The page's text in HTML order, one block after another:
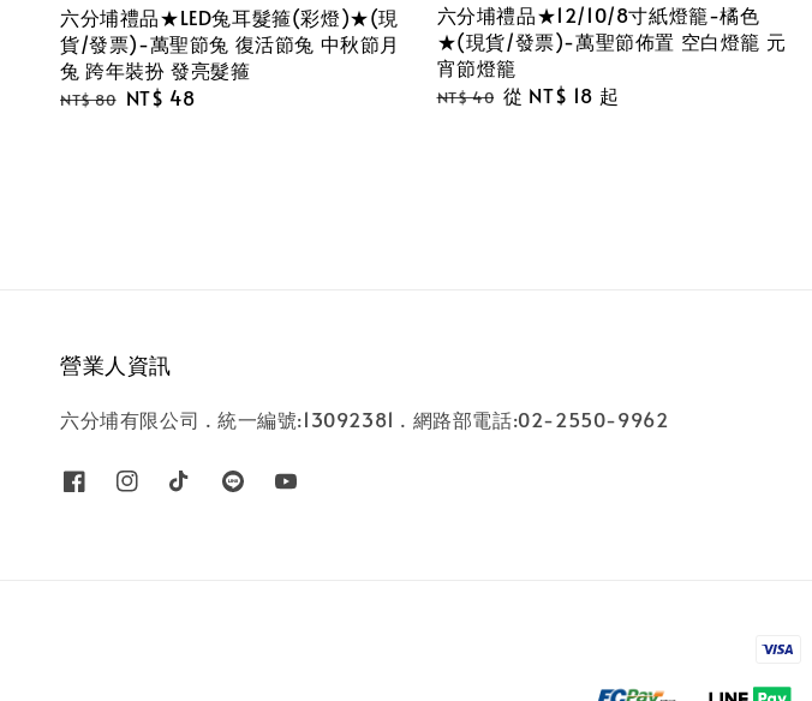
六分埔禮品★LED兔耳髮箍(彩燈)★(現
貨/發票)-萬聖節兔 復活節兔 中秋節月
兔 跨年裝扮 發亮髮箍
Regular
NT$ 80 Sale
NT$ 48
六分埔禮品★12/10/8寸紙燈籠-橘色
★(現貨/發票)-萬聖節佈置 空白燈籠 元
宵節燈籠
Regular
NT$ 40 Sale
從 NT$ 18 起
營業人資訊
六分埔有限公司 . 統一編號:13092381 . 網路部電話:02-2550-9962